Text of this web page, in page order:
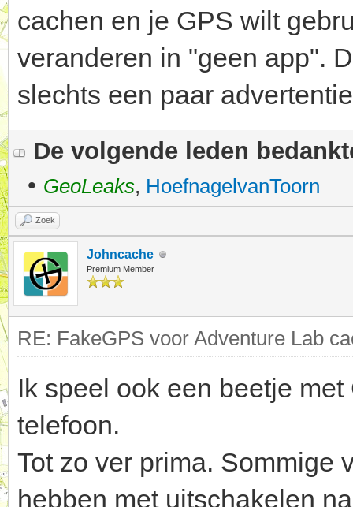
cachen en je GPS wilt
veranderen in "geen app".
slechts een paar
De volgende leden
• GeoLeaks, HoefnagelvanToorn
Zoek
Johncache
Premium Member
RE: FakeGPS voor Adventure Lab
Ik speel ook een beetje
telefoon.
Tot zo ver prima. Sommige
hebben met uitschakelen